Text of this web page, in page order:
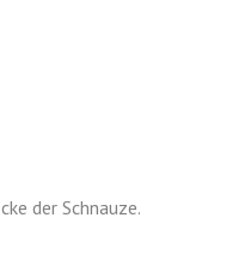
der Schnauze.